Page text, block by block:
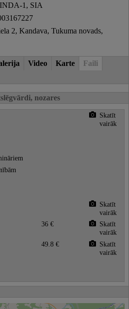
1, SIA
2, Kandava, Tukuma novads,
Video Karte
Faili
nozares
Skatīt
vairāk
Skatīt
vairāk
36 €
Skatīt
vairāk
49.8 €
Skatīt
vairāk